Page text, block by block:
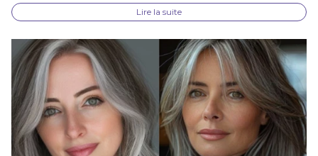
signe de l’élégance et du bien-être !
Lire la suite